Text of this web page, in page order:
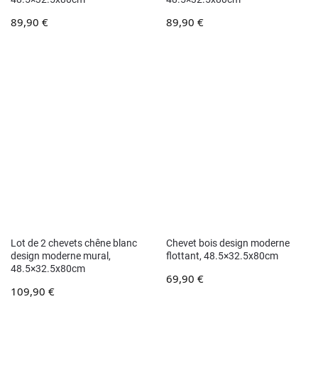
89,90 € 89,90 €
Lot de 2 chevets chêne blanc
design moderne mural,
48.5×32.5x80cm
109,90 €
Chevet bois design moderne
flottant, 48.5×32.5x80cm
69,90 €